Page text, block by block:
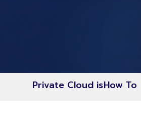
Private Cloud isHow To